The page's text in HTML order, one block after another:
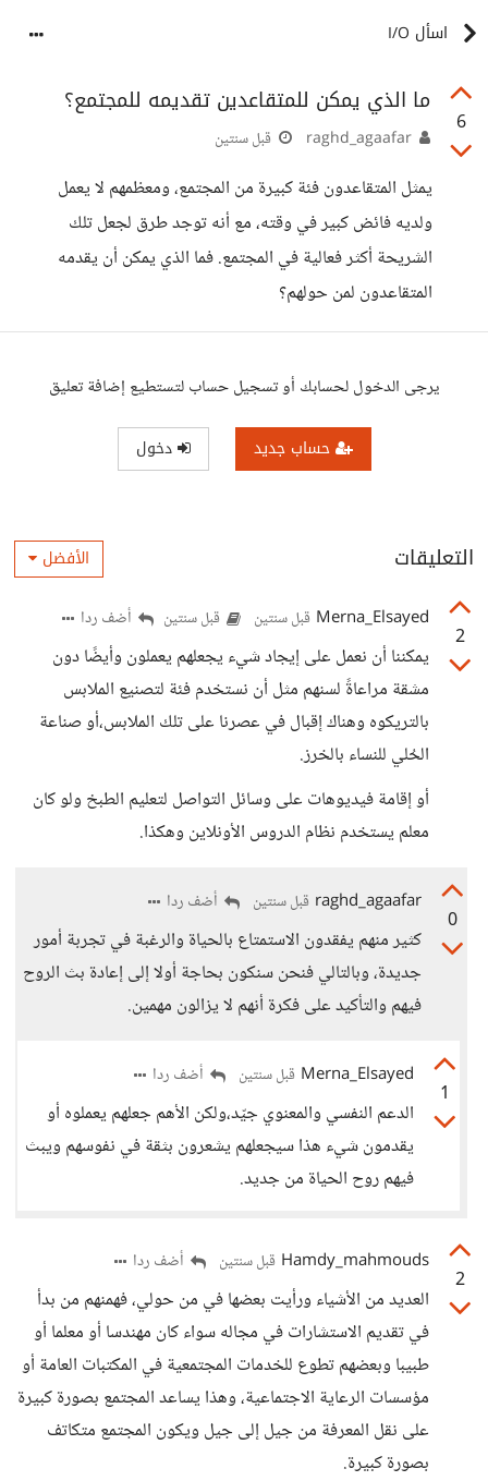
اسأل I/O
6
ما الذي يمكن للمتقاعدين تقديمه للمجتمع؟
قبل سنتين
يمثل المتقاعدون فئة كبيرة من المجتمع، ومعظمهم لا يعمل
ولديه فائض كبير في وقته، مع أنه توجد طرق لجعل تلك
الشريحة أكثر فعالية في المجتمع. فما الذي يمكن أن يقدمه
المتقاعدون لمن حولهم؟
يرجى الدخول لحسابك أو تسجيل حساب لتستطيع إضافة تعليق
حساب جديد دخول
التعليقات الأفضل
2
Merna_Elsayed قبل سنتين قبل سنتين أضف ردا
يمكننا أن نعمل على إيجاد شيء يجعلهم يعملون وأيضًا دون
مشقة مراعاةً لسنهم مثل أن نستخدم فئة لتصنيع الملابس
بالتريكوه وهناك إقبال في عصرنا على تلك الملابس،أو صناعة
الحُلي للنساء بالخرز.
أو إقامة فيديوهات على وسائل التواصل لتعليم الطبخ ولو كان
معلم يستخدم نظام الدروس الأونلاين وهكذا.
0
raghd_agaafar قبل سنتين أضف ردا
كثير منهم يفقدون الاستمتاع بالحياة والرغبة في تجربة أمور
جديدة، وبالتالي فنحن سنكون بحاجة أولا إلى إعادة بث الروح
فيهم والتأكيد على فكرة أنهم لا يزالون مهمين.
1
Merna_Elsayed قبل سنتين أضف ردا
الدعم النفسي والمعنوي جيّد،ولكن الأهم جعلهم يعملوه أو
يقدمون شيء هذا سيجعلهم يشعرون بثقة في نفوسهم ويبث
فيهم روح الحياة من جديد.
2
Hamdy_mahmouds قبل سنتين أضف ردا
العديد من الأشياء ورأيت بعضها في من حولي، فهمنهم من بدأ
في تقديم الاستشارات في مجاله سواء كان مهندسا أو معلما أو
طبيبا وبعضهم تطوع للخدمات المجتمعية في المكتبات العامة أو
مؤسسات الرعاية الاجتماعية، وهذا يساعد المجتمع بصورة كبيرة
على نقل المعرفة من جيل إلى جيل ويكون المجتمع متكاتف
بصورة كبيرة.